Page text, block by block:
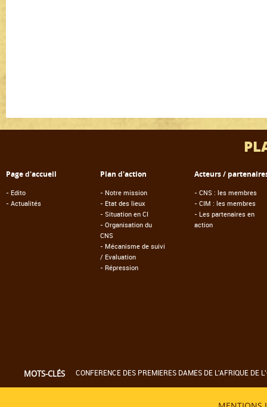
Page d'accueil
- Edito
- Actualités
Plan d'action
- Notre mission
- Etat des lieux
- Situation en CI
- Organisation du
CNS
- Mécanisme de suivi
/ Evaluation
- Répression
Acteurs /
- CNS : les membres
- CIM : les membres
- Les partenaires en
action
MOTS-CLÉS CONFERENCE DES PREMIERES DAMES DE L'AFRIQUE DE